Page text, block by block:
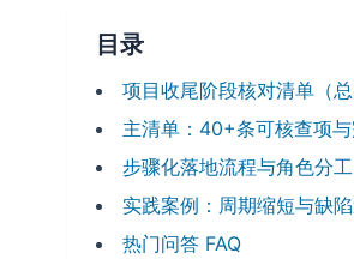
目录
项目收尾阶段核对清单（总
主清单：40+条可核查项
步骤化落地流程与角色分工
实践案例：周期缩短与缺
热门问答 FAQ